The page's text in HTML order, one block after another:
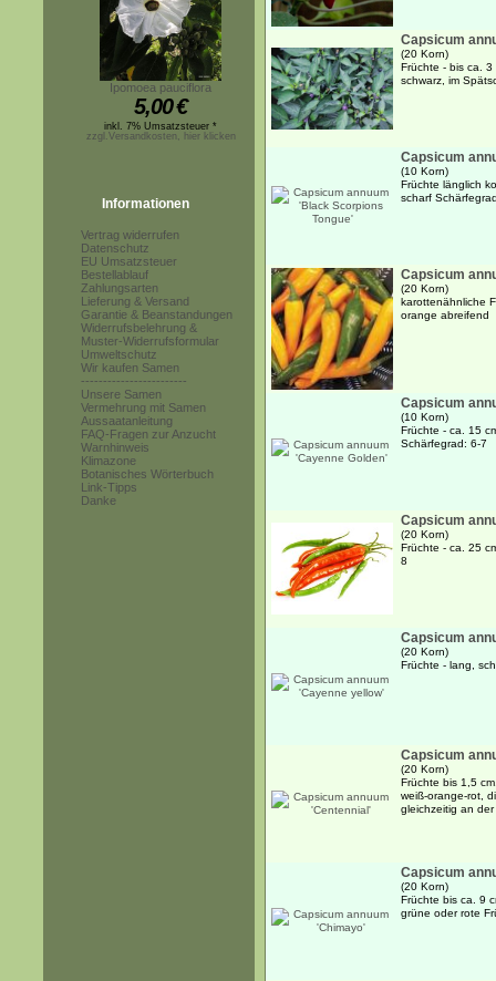
Ipomoea pauciflora
5,00€
inkl. 7% Umsatzsteuer *
zzgl.Versandkosten, hier klicken
Informationen
Vertrag widerrufen
Datenschutz
EU Umsatzsteuer
Bestellablauf
Zahlungsarten
Lieferung & Versand
Garantie & Beanstandungen
Widerrufsbelehrung &
Muster-Widerrufsformular
Umweltschutz
Wir kaufen Samen
------------------------
Unsere Samen
Vermehrung mit Samen
Aussaatanleitung
FAQ-Fragen zur Anzucht
Warnhinweis
Klimazone
Botanisches Wörterbuch
Link-Tipps
Danke
Capsicum
(20 Korn)
Früchte - bis ca.
schwarz, im
Capsicum
(10 Korn)
Früchte länglich
scharf
Capsicum
(20 Korn)
karottenähnliche
orange abreifend
Capsicum
(10 Korn)
Früchte - ca. 15
Schärfegrad: 6-7
Capsicum
(20 Korn)
Früchte - ca. 25
8
Capsicum
(20 Korn)
Früchte - lang,
Capsicum
(20 Korn)
Früchte bis 1,5
weiß-orange-rot,
gleichzeitig an
Capsicum
(20 Korn)
Früchte bis ca. 9
grüne oder rote